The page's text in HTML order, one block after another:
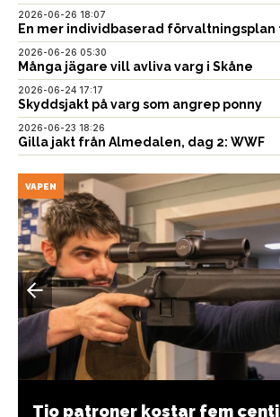
2026-06-26 18:07
En mer individbaserad förvaltningsplan
2026-06-26 05:30
Många jägare vill avliva varg i Skåne
2026-06-24 17:17
Skyddsjakt på varg som angrep ponny
2026-06-23 18:26
Gilla jakt från Almedalen, dag 2: WWF
VAPEN
Tio patroner kostar fem